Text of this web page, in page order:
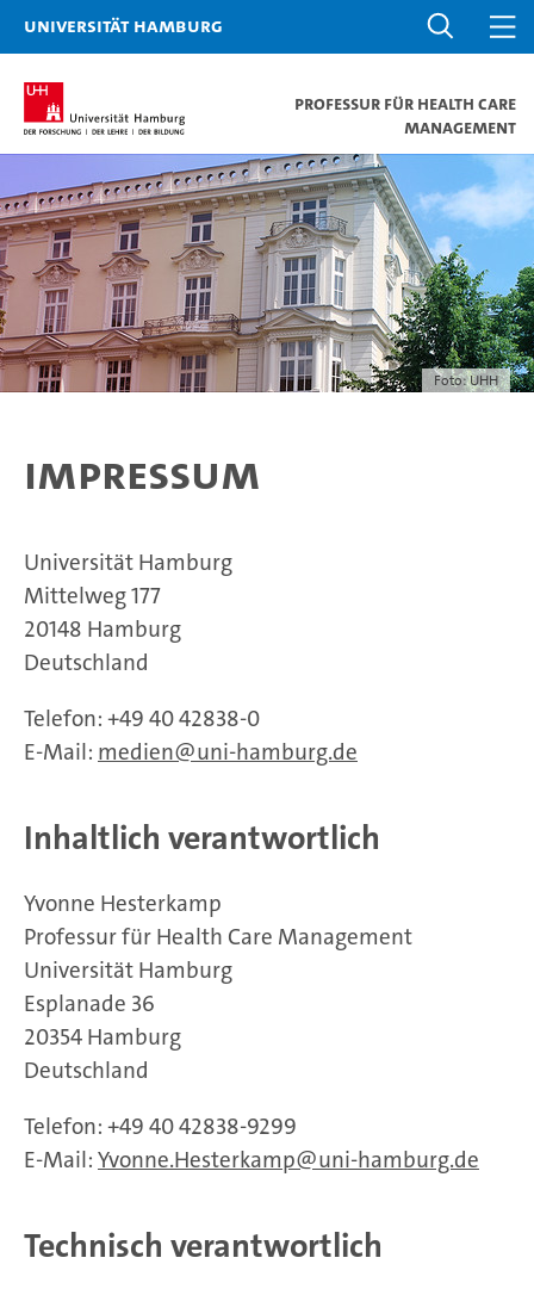
Universität Hamburg
Professur für Health Care
Management
Foto: UHH
Impressum
Universität Hamburg
Mittelweg 177
20148 Hamburg
Deutschland
Telefon: +49 40 42838-0
E-Mail: medien@uni-hamburg.de
Inhaltlich verantwortlich
Yvonne Hesterkamp
Professur für Health Care Management
Universität Hamburg
Esplanade 36
20354 Hamburg
Deutschland
Telefon: +49 40 42838-9299
E-Mail: Yvonne.Hesterkamp uni-hamburg.de
Technisch verantwortlich